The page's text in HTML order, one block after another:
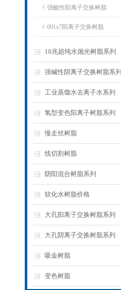
强酸性阳离子交换树脂
001x7阳离子交换树脂
18兆超纯水抛光树脂系列
强碱性阴离子交换树脂系列
工业蒸馏水去离子水系列
氢型变色阳离子树脂系列
慢走丝树脂
线切割树脂
阴阳混合树脂系列
软化水树脂价格
大孔阳离子交换树脂系列
大孔阴离子交换树脂系列
吸金树脂
变色树脂